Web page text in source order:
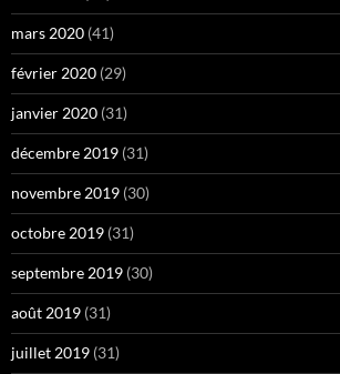
mars 2020 (41)
février 2020 (29)
janvier 2020 (31)
décembre 2019 (31)
novembre 2019 (30)
octobre 2019 (31)
septembre 2019 (30)
août 2019 (31)
juillet 2019 (31)